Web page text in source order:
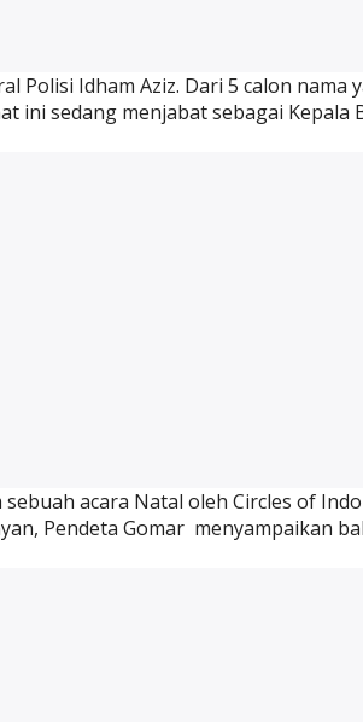
Polisi Idham Aziz. Dari 5 calon nama
ini sedang menjabat sebagai Kepala
acara Natal oleh Circles of
Pendeta Gomar menyampaikan